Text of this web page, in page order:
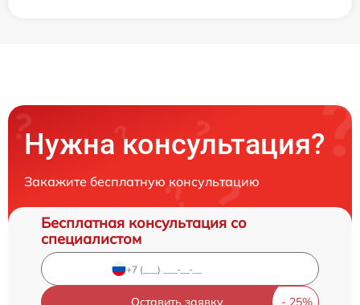
Нужна консультация?
Закажите бесплатную консультацию
Бесплатная консультация со
специалистом
Оставить заявку